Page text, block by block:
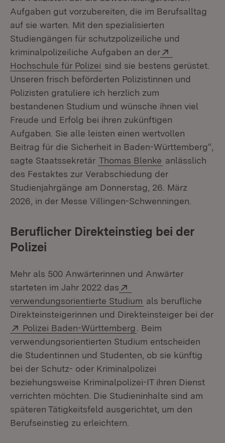
Aufgaben gut vorzubereiten, die im Berufsalltag
auf sie warten. Mit den spezialisierten
Studiengängen für schutzpolizeiliche und
kriminalpolizeiliche Aufgaben an der
Hochschule für Polizei (Öffnet in neuem Fenster)
sind sie bestens gerüstet.
Unseren frisch beförderten Polizistinnen und
Polizisten gratuliere ich herzlich zum
bestandenen Studium und wünsche ihnen viel
Freude und Erfolg bei ihren zukünftigen
Aufgaben. Sie alle leisten einen wertvollen
Beitrag für die Sicherheit in Baden-Württemberg“,
sagte Staatssekretär Thomas Blenke anlässlich
des Festaktes zur Verabschiedung der
Studienjahrgänge am Donnerstag, 26. März
2026, in der Messe Villingen-Schwenningen.
Beruflicher Direkteinstieg bei der
Polizei
Mehr als 500 Anwärterinnen und Anwärter
starteten im Jahr 2022 das
verwendungsorientierte Studium (Öffnet in neuem
als berufliche
Direkteinsteigerinnen und Direkteinsteiger bei der
Extern:
Polizei Baden-Württemberg (Öffnet in neuem
. Beim
verwendungsorientierten Studium entscheiden
die Studentinnen und Studenten, ob sie künftig
bei der Schutz- oder Kriminalpolizei
beziehungsweise Kriminalpolizei-IT ihren Dienst
verrichten möchten. Die Studieninhalte sind am
späteren Tätigkeitsfeld ausgerichtet, um den
Berufseinstieg zu erleichtern.